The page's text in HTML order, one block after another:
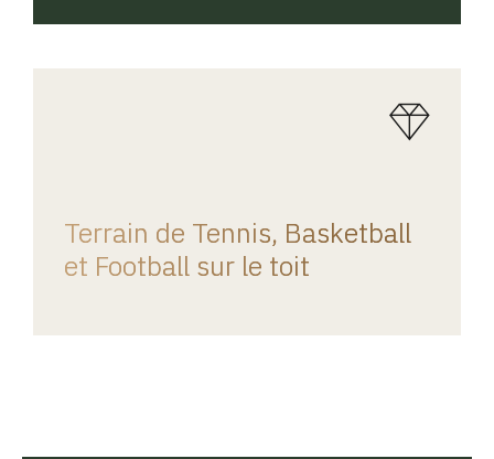
Terrain de Tennis, Basketball
et Football sur le toit